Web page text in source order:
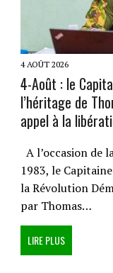
4 AOÛT 2026
4-Août : le
l’héritage de
appel à la
A l’occasion de
1983, le
la Révolution
par Thomas…
LIRE PLUS